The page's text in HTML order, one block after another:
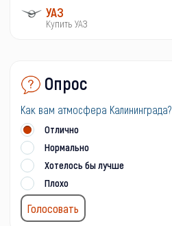
УАЗ
Купить УАЗ
Опрос
Как вам атмосфера Калининграда?
Отлично
Нормально
Хотелось бы лучше
Плохо